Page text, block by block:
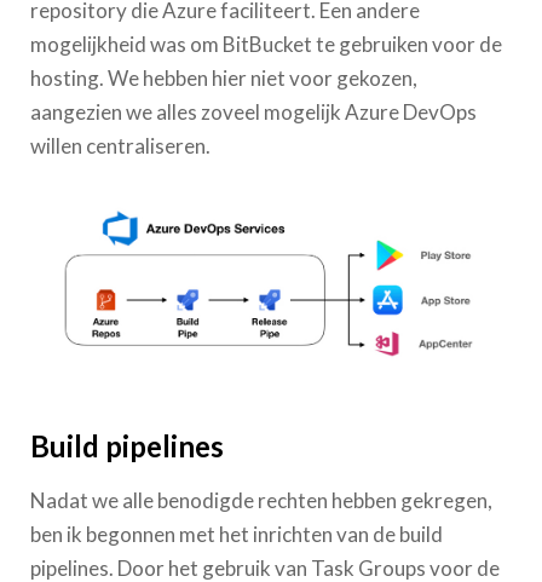
repository die Azure faciliteert. Een andere
mogelijkheid was om BitBucket te gebruiken voor de
hosting. We hebben hier niet voor gekozen,
aangezien we alles zoveel mogelijk Azure DevOps
willen centraliseren.
Build pipelines
Nadat we alle benodigde rechten hebben gekregen,
ben ik begonnen met het inrichten van de build
pipelines. Door het gebruik van Task Groups voor de